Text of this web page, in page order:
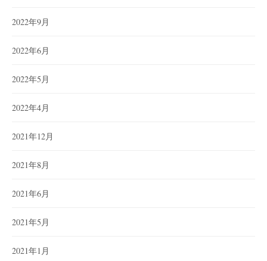
2022年9月
2022年6月
2022年5月
2022年4月
2021年12月
2021年8月
2021年6月
2021年5月
2021年1月